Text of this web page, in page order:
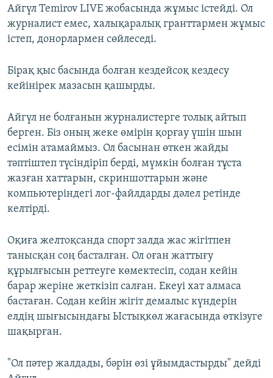
Айгүл Temirov LIVE жобасында жұмыс істейді. Ол
журналист емес, халықаралық гранттармен жұмыс
істеп, донорлармен сөйлеседі.
Бірақ қыс басында болған кездейсоқ кездесу
кейінірек мазасын қашырды.
Айгүл не болғанын журналистерге толық айтып
берген. Біз оның жеке өмірін қорғау үшін шын
есімін атамаймыз. Ол басынан өткен жайды
тәптіштеп түсіндіріп берді, мүмкін болған тұста
жазған хаттарын, скриншоттарын және
компьютеріндегі лог-файлдарды дәлел ретінде
келтірді.
Оқиға желтоқсанда спорт залда жас жігітпен
танысқан соң басталған. Ол оған жаттығу
құрылғысын реттеуге көмектесіп, содан кейін
барар жеріне жеткізіп салған. Екеуі хат алмаса
бастаған. Содан кейін жігіт демалыс күндерін
елдің шығысындағы Ыстықкөл жағасында өткізуге
шақырған.
"Ол пәтер жалдады, бәрін өзі ұйымдастырды" дейді